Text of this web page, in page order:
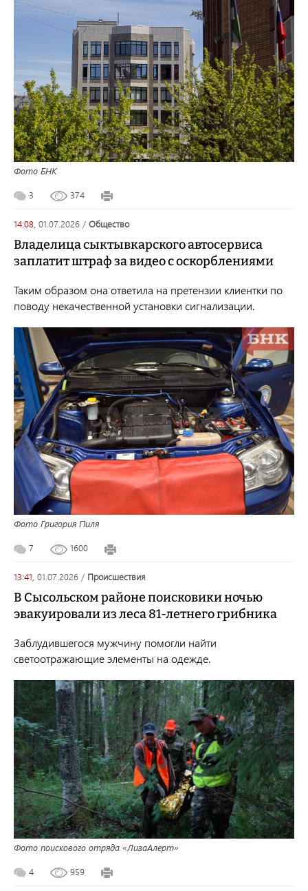
Фото БНК
3 374
14:08, 01.07.2026 / общество
Владелица сыктывкарского автосервиса
заплатит штраф за видео с оскорблениями
Таким образом она ответила на претензии клиентки по
поводу некачественной установки сигнализации.
Фото Григория Пиля
7 1600
13:41, 01.07.2026 / происшествия
В Сысольском районе поисковики ночью
эвакуировали из леса 81-летнего грибника
Заблудившегося мужчину помогли найти
светоотражающие элементы на одежде.
Фото поискового отряда «ЛизаАлерт»
4 959